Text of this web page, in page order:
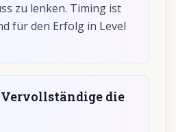
zu lenken. Timing ist
für den Erfolg in Level
Vervollständige die